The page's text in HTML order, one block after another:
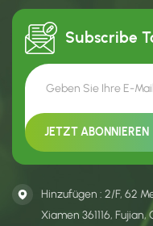
Subscribe
Hinzufügen : 2/F, 62
Xiamen 361116, Fujian,